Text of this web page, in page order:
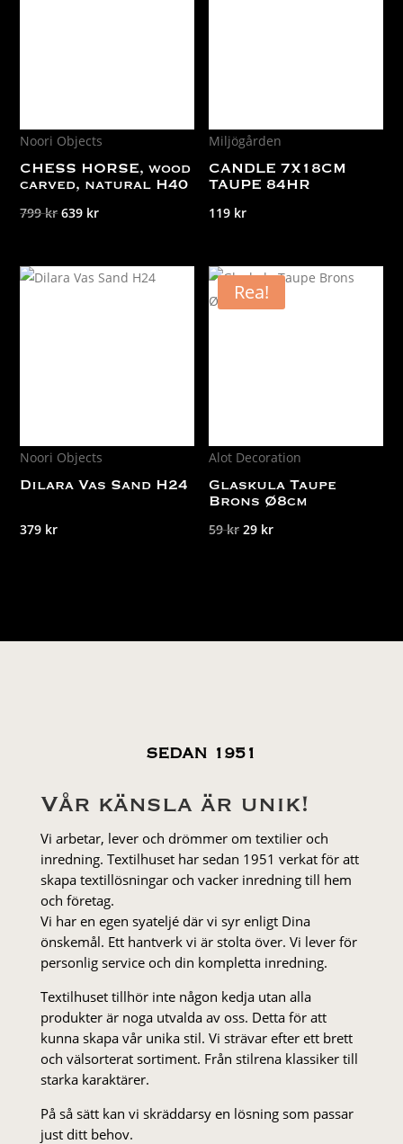
Noori Objects
CHESS HORSE, wood
carved, natural H40
799krDet
var:
639 krDet
är:
Miljögården
CANDLE 7X18CM
TAUPE 84HR
119 kr
Noori Objects
Dilara Vas Sand H24
379 kr
Rea!
Alot Decoration
Glaskula Taupe
Brons Ø8cm
59kr Det
29 krDet
SEDAN 1951
Vår känsla är unik!
Vi arbetar, lever och drömmer om textilier och
inredning. Textilhuset har sedan 1951 verkat för att
skapa textillösningar och vacker inredning till hem
och företag.
Vi har en egen syateljé där vi syr enligt Dina
önskemål. Ett hantverk vi är stolta över. Vi lever för
personlig service och din kompletta inredning.
Textilhuset tillhör inte någon kedja utan alla
produkter är noga utvalda av oss. Detta för att
kunna skapa vår unika stil. Vi strä­var efter ett brett
och välsorterat sor­ti­ment. Från stil­rena klas­siker till
starka karaktärer.
På så sätt kan vi skräddarsy en lösning som passar
just ditt behov.